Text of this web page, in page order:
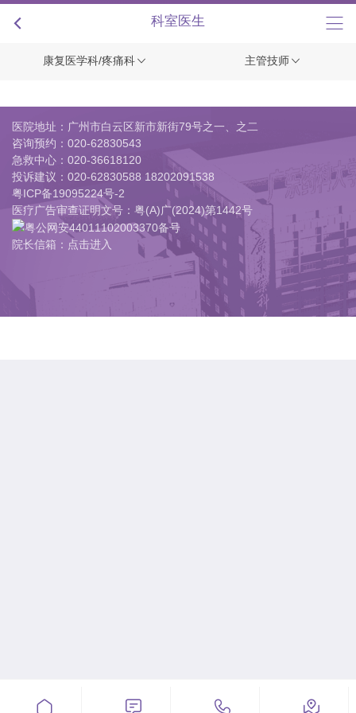
科室医生
康复医学科/疼痛科 主管技师
   
医院地址：广州市白云区新市新街79号之一、之二
咨询预约： 020-62830543
急救中心： 020-36618120
投诉建议： 020-62830588 18202091538
粤ICP备19095224号-2
医疗广告审查证明文号：粤(A)广(2024)第1442号
粤公网安44011102003370备号
院长信箱：点击进入